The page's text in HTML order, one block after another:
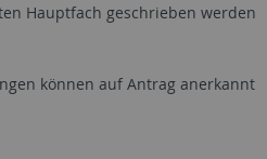
Hauptfach geschrieben werden
können auf Antrag anerkannt